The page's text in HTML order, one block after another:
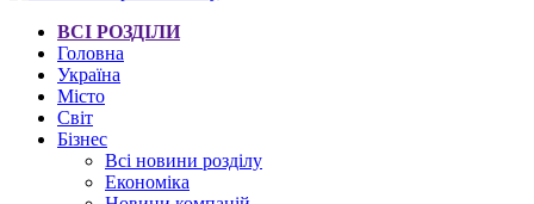
ВСІ РОЗДІЛИ
Головна
Україна
Місто
Світ
Бізнес
Всі новини розділу
Економіка